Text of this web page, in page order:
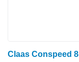
Claas Conspeed